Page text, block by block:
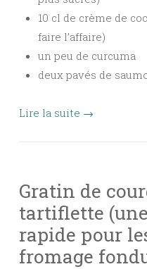
10 cl de crème de
faire l’affaire)
un peu de curcuma
deux pavés de
Lire la suite →
Gratin de
tartiflette
rapide pour
fromage